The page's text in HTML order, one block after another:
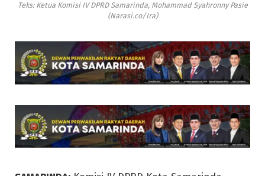
Teks: Ketua Komisi IV DPRD Samarinda, Mohammad Syahronny Pasie
(Narasi.co/Ira)